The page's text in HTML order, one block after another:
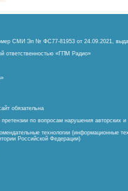
СМИ Эл № ФС77-81953 от 24.09.2021,
ответственностью «ГПМ Радио»
обязательна
по вопросам нарушения авторских
технологии (информационные
Российской Федерации)